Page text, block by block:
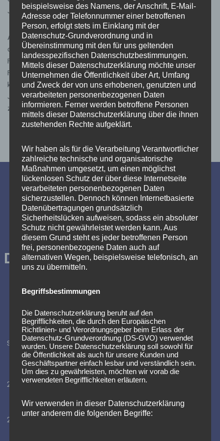
Jugendlichen ab.
Alle Jugendliche, die Lust haben mit technischem Gerät
der
Feuerwehr umzugehen, neue Freunde und
Feuerwehrfreaks
kennen zu lernen, sind herzlich eingeladen die
Jugendfeuerwehr
zu besuchen.
Die Jugendleiter
Seit 2025
Thomas Kleehammer
Marcel Jurek
Josephine Kalkbrenner
2021 bis 2024
Sven Hochstuhl
Marcel Jurek
2020 bis 2021
Sven Hochstuhl
beispielsweise des Namens, der Anschrift, E-Mail-
Adresse oder Telefonnummer einer betroffenen
Person, erfolgt stets im Einklang mit der
Datenschutz-Grundverordnung und in
Übereinstimmung mit den für uns geltenden
landesspezifischen Datenschutzbestimmungen.
Mittels dieser Datenschutzerklärung möchte unser
Unternehmen die Öffentlichkeit über Art, Umfang
und Zweck der von uns erhobenen, genutzten und
verarbeiteten personenbezogenen Daten
informieren. Ferner werden betroffene Personen
mittels dieser Datenschutzerklärung über die ihnen
zustehenden Rechte aufgeklärt.
Wir haben als für die Verarbeitung Verantwortlicher
zahlreiche technische und organisatorische
Maßnahmen umgesetzt, um einen möglichst
lückenlosen Schutz der über diese Internetseite
verarbeiteten personenbezogenen Daten
sicherzustellen. Dennoch können Internetbasierte
Datenübertragungen grundsätzlich
Sicherheitslücken aufweisen, sodass ein absoluter
Schutz nicht gewährleistet werden kann. Aus
diesem Grund steht es jeder betroffenen Person
frei, personenbezogene Daten auch auf
alternativen Wegen, beispielsweise telefonisch, an
uns zu übermitteln.
Begriffsbestimmungen
Die Datenschutzerklärung beruht auf den
Begrifflichkeiten, die durch den Europäischen
Richtlinien- und Verordnungsgeber beim Erlass der
Datenschutz-Grundverordnung (DS-GVO) verwendet
wurden. Unsere Datenschutzerklärung soll sowohl für
die Öffentlichkeit als auch für unsere Kunden und
Geschäftspartner einfach lesbar und verständlich sein.
Um dies zu gewährleisten, möchten wir vorab die
verwendeten Begrifflichkeiten erläutern.
Wir verwenden in dieser Datenschutzerklärung
unter anderem die folgenden Begriffe: